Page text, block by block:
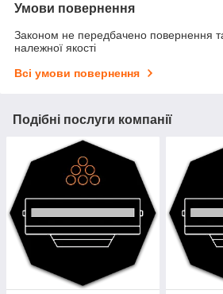
Умови повернення
Законом не передбачено повернення
належної якості
Всі умови повернення
Подібні послуги компанії